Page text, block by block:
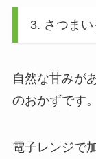
3. さつま
自然な甘みが
のおかずです。
電子レンジで